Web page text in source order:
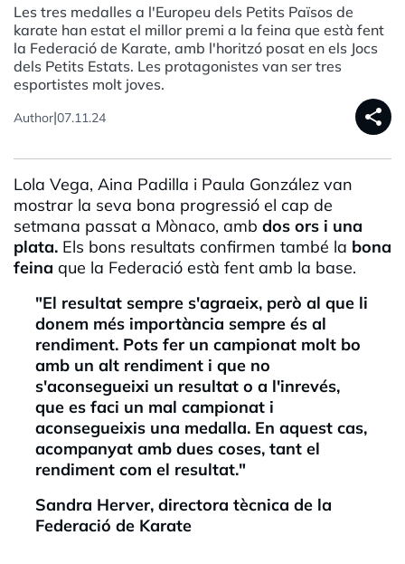
Les tres medalles a l'Europeu dels Petits Països de
karate han estat el millor premi a la feina que està fent
la Federació de Karate, amb l'horitzó posat en els Jocs
dels Petits Estats. Les protagonistes van ser tres
esportistes molt joves.
Author|07.11.24 share
Lola Vega, Aina Padilla i Paula González van
mostrar la seva bona progressió el cap de
setmana passat a Mònaco, amb dos ors i una
plata. Els bons resultats confirmen també la bona
feina que la Federació està fent amb la base.
"El resultat sempre s'agraeix, però al que li
donem més importància sempre és al
rendiment. Pots fer un campionat molt bo
amb un alt rendiment i que no
s'aconsegueixi un resultat o a l'inrevés,
que es faci un mal campionat i
aconsegueixis una medalla. En aquest cas,
acompanyat amb dues coses, tant el
rendiment com el resultat."
Sandra Herver, directora tècnica de la
Federació de Karate